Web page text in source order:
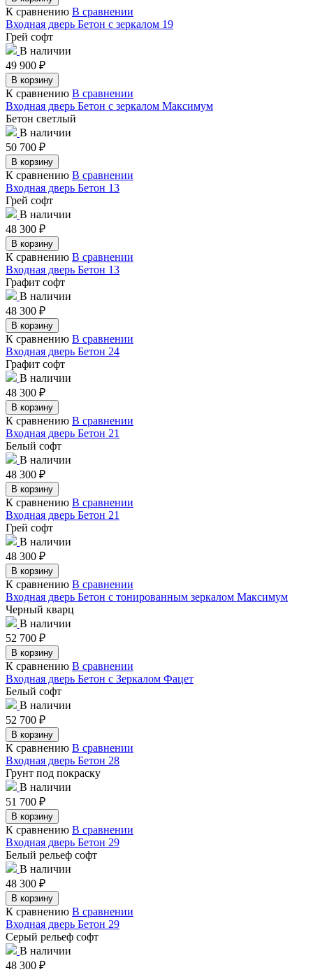
К сравнению В сравнении
Входная дверь Бетон с зеркалом 19
Грей софт
В наличии
49 900 ₽
В корзину
К сравнению В сравнении
Входная дверь Бетон с зеркалом Максимум
Бетон светлый
В наличии
50 700 ₽
В корзину
К сравнению В сравнении
Входная дверь Бетон 13
Грей софт
В наличии
48 300 ₽
В корзину
К сравнению В сравнении
Входная дверь Бетон 13
Графит софт
В наличии
48 300 ₽
В корзину
К сравнению В сравнении
Входная дверь Бетон 24
Графит софт
В наличии
48 300 ₽
В корзину
К сравнению В сравнении
Входная дверь Бетон 21
Белый софт
В наличии
48 300 ₽
В корзину
К сравнению В сравнении
Входная дверь Бетон 21
Грей софт
В наличии
48 300 ₽
В корзину
К сравнению В сравнении
Входная дверь Бетон с тонированным зеркалом Максимум
Черный кварц
В наличии
52 700 ₽
В корзину
К сравнению В сравнении
Входная дверь Бетон с Зеркалом Фацет
Белый софт
В наличии
52 700 ₽
В корзину
К сравнению В сравнении
Входная дверь Бетон 28
Грунт под покраску
В наличии
51 700 ₽
В корзину
К сравнению В сравнении
Входная дверь Бетон 29
Белый рельеф софт
В наличии
48 300 ₽
В корзину
К сравнению В сравнении
Входная дверь Бетон 29
Серый рельеф софт
В наличии
48 300 ₽